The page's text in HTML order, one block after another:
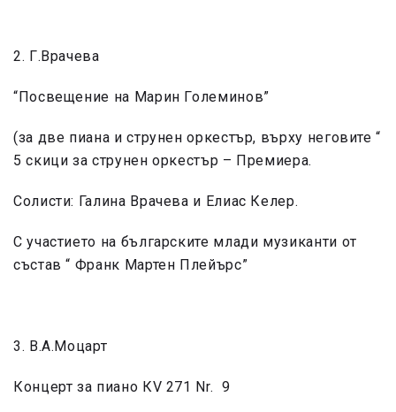
2. Г.Врачева
“Посвещение на Марин Големинов”
(за две пиана и струнен оркестър, върху неговите “
5 скици за струнен оркестър – Премиера.
Солисти: Галина Врачева и Елиас Келер.
С участието на българските млади музиканти от
състав “ Франк Мартен Плейърс”
3. В.А.Моцарт
Концерт за пиано КV 271 Nr. 9